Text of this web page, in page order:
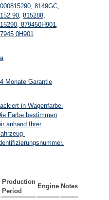
8149GC
90 815288
879450H901
0H901
Monate Garantie
in Wagenfarbe.
Farbe bestimmen
anhand Ihrer
Production
Period
Engine Notes